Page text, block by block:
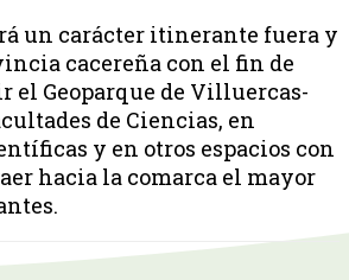
un carácter itinerante fuera y
cacereña con el fin de
el Geoparque de Villuercas-
de Ciencias, en
y en otros espacios con
hacia la comarca el mayor